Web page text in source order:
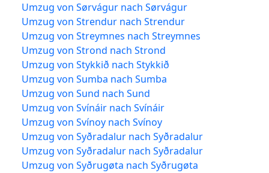
Umzug von Sørvágur nach Sørvágur
Umzug von Strendur nach Strendur
Umzug von Streymnes nach Streymnes
Umzug von Strond nach Strond
Umzug von Stykkið nach Stykkið
Umzug von Sumba nach Sumba
Umzug von Sund nach Sund
Umzug von Svínáir nach Svínáir
Umzug von Svínoy nach Svínoy
Umzug von Syðradalur nach Syðradalur
Umzug von Syðradalur nach Syðradalur
Umzug von Syðrugøta nach Syðrugøta